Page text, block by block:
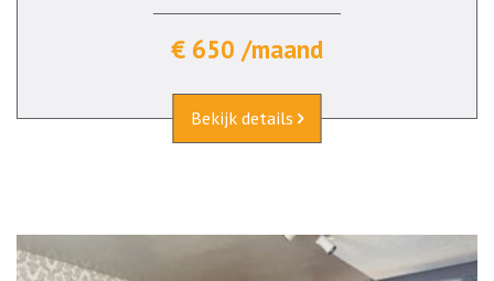
€ 650 /maand
Bekijk details